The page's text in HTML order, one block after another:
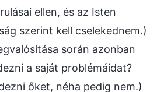
ellen, és az Isten
szerint kell cselekednem.)
során azonban
a saját problémáidat?
őket, néha pedig nem.)